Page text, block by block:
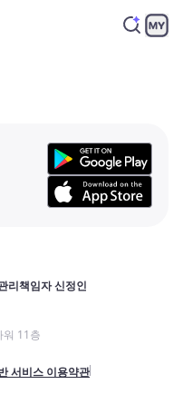
리책임자 신정인
워 11층
서비스 이용약관